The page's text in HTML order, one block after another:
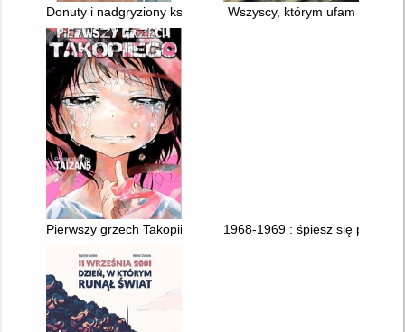
Donuty i nadgryziony księżyc. [4]Wszyscy, którym ufam
Pierwszy grzech Takopiiego 1968-1969 : śpiesz się powoli